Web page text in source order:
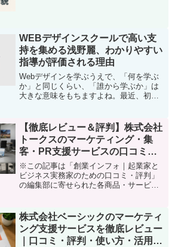
WEBデザインスクールで高い支
持を集める浅野麗、わかりやすい
指導が評価される理由
Webデザインを学ぶうえで、「何を学ぶ
か」と同じくらい、「誰から学ぶか」は
大きな意味をもちますよね。最近、初心
派手な自己演出をするタイプではなく、
むしろ静かに実績を積...
【徹底レビュー＆評判】株式会社
トークスのマーケティング・集
客・PR支援サービスの口コミと
本音評価
※この記事は「創業インフォ｜起業家と
ビジネス実務家のための口コミ・評判」
の編集部に寄せられた各商品・サービス
ジネスを始めたときに、どんなに良い商
品やサービスでも「認知...
株式会社ベーシックのマーケティ
ング支援サービスを徹底レビュー
｜口コミ・評判・使い方・活用事